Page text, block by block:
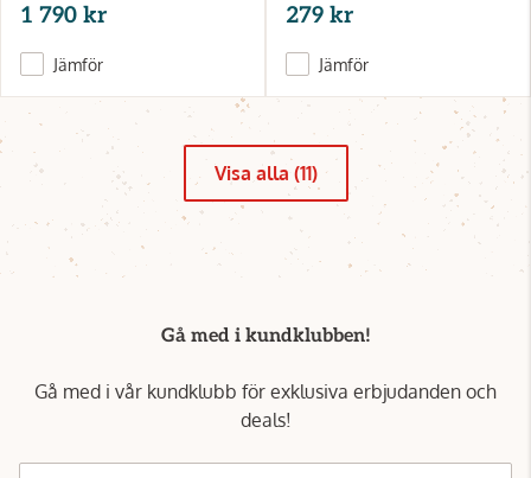
1 790 kr
Jämför
279 kr
Jämför
Visa alla (11)
Gå med i kundklubben!
Gå med i vår kundklubb för exklusiva erbjudanden och
deals!